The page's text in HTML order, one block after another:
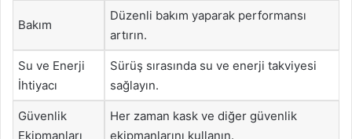
Bakım
Düzenli bakım yaparak performansı
artırın.
Su ve Enerji
İhtiyacı
Sürüş sırasında su ve enerji takviyesi
sağlayın.
Güvenlik
Ekipmanları
Her zaman kask ve diğer güvenlik
ekipmanlarını kullanın.